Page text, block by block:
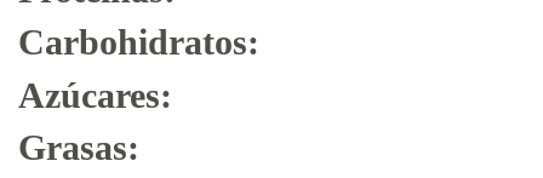
Carbohidratos:
Azúcares:
Grasas: